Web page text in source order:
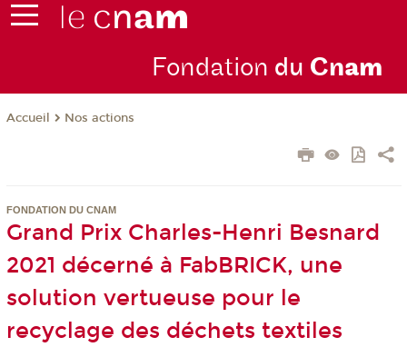
Fondation du Cnam
Accueil Nos actions
FONDATION DU CNAM
Grand Prix Charles-Henri Besnard
2021 décerné à FabBRICK, une
solution vertueuse pour le
recyclage des déchets textiles